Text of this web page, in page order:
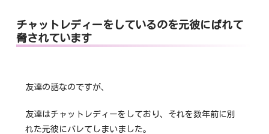
チャットレディーをしているのを元彼にばれて
脅されています
友達の話なのですが、
友達はチャットレディーをしており、それを数年前に別
れた元彼にバレてしまいました。